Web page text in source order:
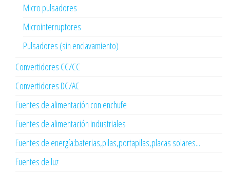
Micro pulsadores
Microinterruptores
Pulsadores (sin enclavamiento)
Convertidores CC/CC
Convertidores DC/AC
Fuentes de alimentación con enchufe
Fuentes de alimentación industriales
Fuentes de energía:baterias,pilas,portapilas,placas solares...
Fuentes de luz